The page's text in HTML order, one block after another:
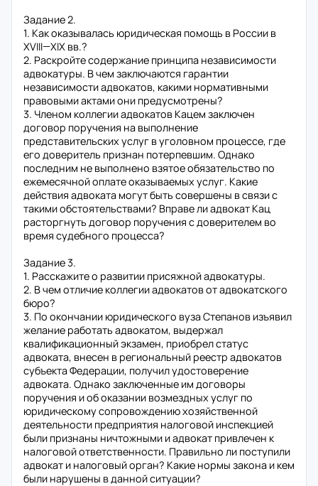
Задание 2.
1. Как оказывалась юридическая помощь в России в
XVIII—XIX вв.?
2. Раскройте содержание принципа независимости
адвокатуры. В чем заключаются гарантии
независимости адвокатов, какими нормативными
правовыми актами они предусмотрены?
3. Членом коллегии адвокатов Кацем заключен
договор поручения на выполнение
представительских услуг в уголовном процессе, где
его доверитель признан потерпевшим. Однако
последним не выполнено взятое обязательство по
ежемесячной оплате оказываемых услуг. Какие
действия адвоката могут быть совершены в связи с
такими обстоятельствами? Вправе ли адвокат Кац
расторгнуть договор поручения с доверителем во
время судебного процесса?
Задание 3.
1. Расскажите о развитии присяжной адвокатуры.
2. В чем отличие коллегии адвокатов от адвокатского
бюро?
3. По окончании юридического вуза Степанов изъявил
желание работать адвокатом, выдержал
квалификационный экзамен, приобрел статус
адвоката, внесен в региональный реестр адвокатов
субъекта Федерации, получил удостоверение
адвоката. Однако заключенные им договоры
поручения и об оказании возмездных услуг по
юридическому сопровождению хозяйственной
деятельности предприятия налоговой инспекцией
были признаны ничтожными и адвокат привлечен к
налоговой ответственности. Правильно ли поступили
адвокат и налоговый орган? Какие нормы закона и кем
были нарушены в данной ситуации?